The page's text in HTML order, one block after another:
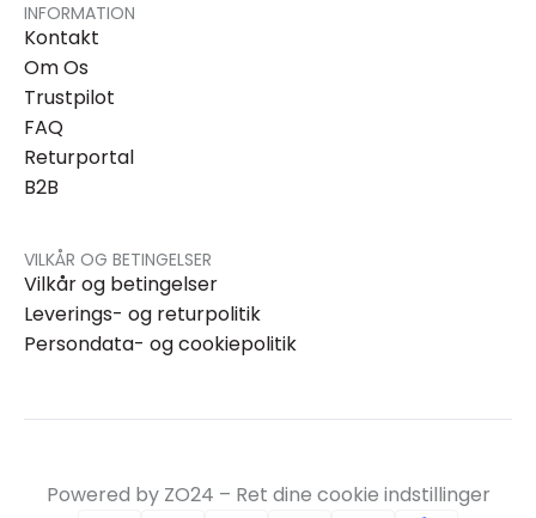
INFORMATION
Kontakt
Om Os
Trustpilot
FAQ
Returportal
B2B
VILKÅR OG BETINGELSER
Vilkår og betingelser
Leverings- og returpolitik
Persondata- og cookiepolitik
Powered by ZO24 – Ret dine cookie indstillinger